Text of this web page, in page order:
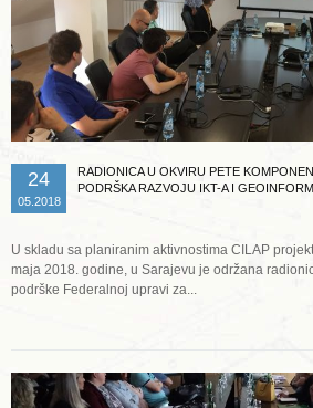
24
05.2018
RADIONICA U OKVIRU PETE
PODRŠKA RAZVOJU IKT-A I
U skladu sa planiranim aktivnostima CILAP
maja 2018. godine, u Sarajevu je održana
podrške Federalnoj upravi za...